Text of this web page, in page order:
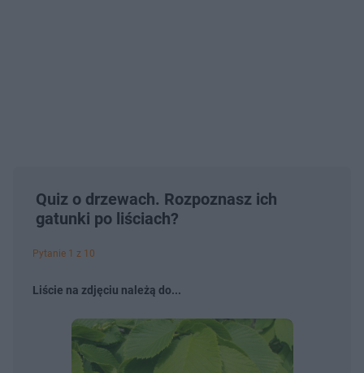
Quiz o drzewach. Rozpoznasz ich
gatunki po liściach?
Pytanie 1 z 10
Liście na zdjęciu należą do...